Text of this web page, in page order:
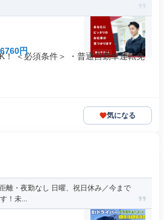
円
！ ＜必須条件＞ ・普通自動車運転免
気になる
離・夜勤なし 日曜、祝日休み／今まで
！未...